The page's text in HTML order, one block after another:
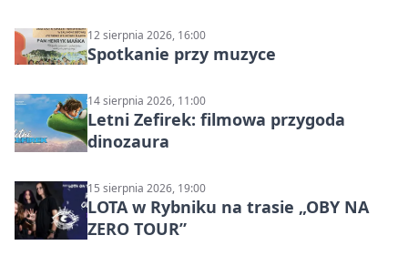
12 sierpnia 2026, 16:00
Spotkanie przy muzyce
14 sierpnia 2026, 11:00
Letni Zefirek: filmowa przygoda
dinozaura
15 sierpnia 2026, 19:00
LOTA w Rybniku na trasie „OBY NA
ZERO TOUR”